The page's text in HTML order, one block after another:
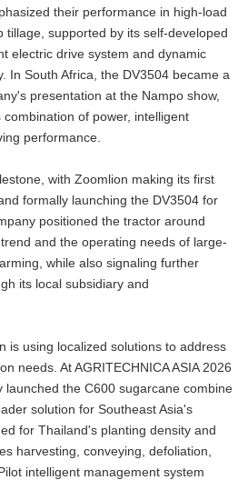
their performance in high-load
tillage, supported by its self-developed
electric drive system and dynamic
In South Africa, the DV3504 became a
presentation at the Nampo show,
of power, intelligent
performance.
with Zoomlion making its first
formally launching the DV3504 for
positioned the tractor around
and the operating needs of large-
while also signaling further
its local subsidiary and
is using localized solutions to address
needs. At AGRITECHNICA ASIA 2026
launched the C600 sugarcane combine
solution for Southeast Asia's
for Thailand's planting density and
harvesting, conveying, defoliation,
intelligent management system